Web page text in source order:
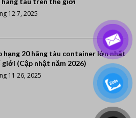
12 7, 2025
hạng 20 hãng tàu container lớn nhất
giới (Cập nhật năm 2026)
11 26, 2025